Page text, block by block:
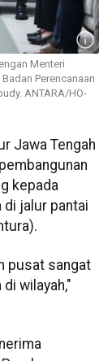
Menteri
Perencanaan
ANTARA/HO-
Jawa Tengah
kepada
di jalur pantai
pusat sangat
wilayah,"